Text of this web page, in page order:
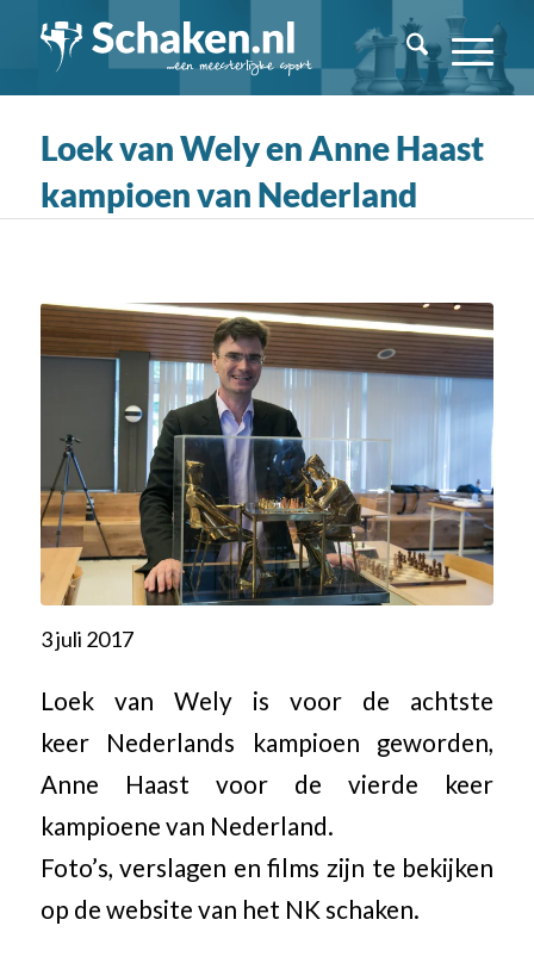
Loek van Wely en Anne Haast
kampioen van Nederland
3 juli 2017
Loek van Wely is voor de achtste
keer Nederlands kampioen geworden,
Anne Haast voor de vierde keer
kampioene van Nederland.
Foto’s, verslagen en films zijn te bekijken
op de website van het NK schaken.